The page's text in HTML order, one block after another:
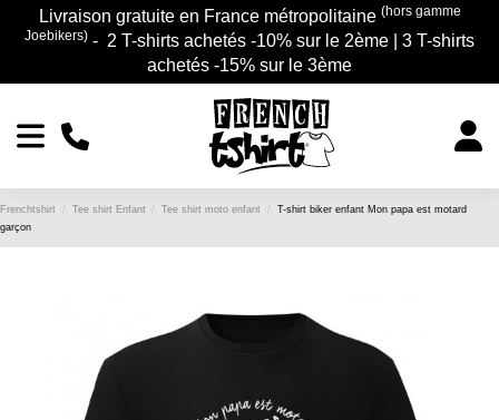
Livraison gratuite en France métropolitaine (hors gamme
Joebikers) - 2 T-shirts achetés -10% sur le 2ème | 3 T-shirts
achetés -15% sur le 3ème
Frenchtshirt Tee shirt Enfant Tee shirt moto enfant
T-shirt biker enfant Mon papa est motard
garçon